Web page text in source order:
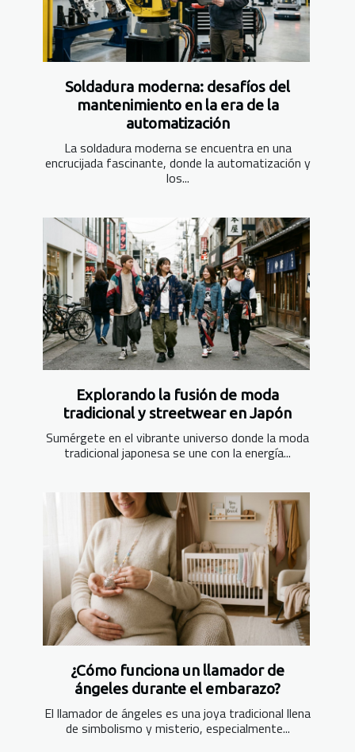
Soldadura moderna: desafíos del
mantenimiento en la era de la
automatización
La soldadura moderna se encuentra en una
encrucijada fascinante, donde la automatización y
los...
Explorando la fusión de moda
tradicional y streetwear en Japón
Sumérgete en el vibrante universo donde la moda
tradicional japonesa se une con la energía...
¿Cómo funciona un llamador de
ángeles durante el embarazo?
El llamador de ángeles es una joya tradicional llena
de simbolismo y misterio, especialmente...